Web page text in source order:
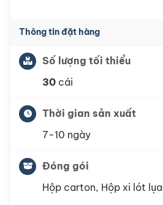
Thông tin đặt hàng
Số lượng tối thiểu
30 cái
Thời gian sản xuất
7-10 ngày
Đóng gói
Hộp carton, Hộp xi lót lụa